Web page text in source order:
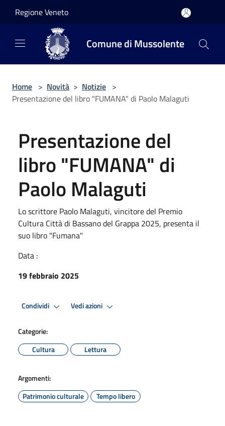
Regione Veneto
Comune di Mussolente
Home > Novità > Notizie >
Presentazione del libro "FUMANA" di Paolo Malaguti
Presentazione del
libro "FUMANA" di
Paolo Malaguti
Lo scrittore Paolo Malaguti, vincitore del Premio
Cultura Città di Bassano del Grappa 2025, presenta il
suo libro "Fumana"
Data :
19 febbraio 2025
Condividi Vedi azioni
Categorie:
Cultura
Lettura
Argomenti:
Patrimonio culturale
Tempo libero